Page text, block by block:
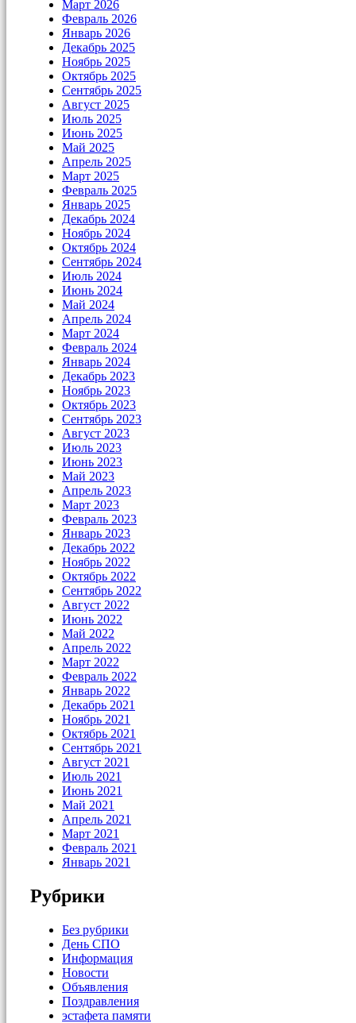
Март 2026
Февраль 2026
Январь 2026
Декабрь 2025
Ноябрь 2025
Октябрь 2025
Сентябрь 2025
Август 2025
Июль 2025
Июнь 2025
Май 2025
Апрель 2025
Март 2025
Февраль 2025
Январь 2025
Декабрь 2024
Ноябрь 2024
Октябрь 2024
Сентябрь 2024
Июль 2024
Июнь 2024
Май 2024
Апрель 2024
Март 2024
Февраль 2024
Январь 2024
Декабрь 2023
Ноябрь 2023
Октябрь 2023
Сентябрь 2023
Август 2023
Июль 2023
Июнь 2023
Май 2023
Апрель 2023
Март 2023
Февраль 2023
Январь 2023
Декабрь 2022
Ноябрь 2022
Октябрь 2022
Сентябрь 2022
Август 2022
Июнь 2022
Май 2022
Апрель 2022
Март 2022
Февраль 2022
Январь 2022
Декабрь 2021
Ноябрь 2021
Октябрь 2021
Сентябрь 2021
Август 2021
Июль 2021
Июнь 2021
Май 2021
Апрель 2021
Март 2021
Февраль 2021
Январь 2021
Рубрики
Без рубрики
День СПО
Информация
Новости
Объявления
Поздравления
эстафета памяти